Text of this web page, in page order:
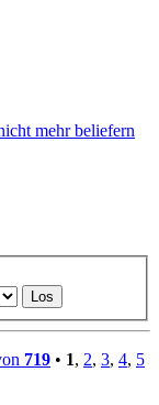
mehr beliefern
719 • 1, 2, 3, 4, 5